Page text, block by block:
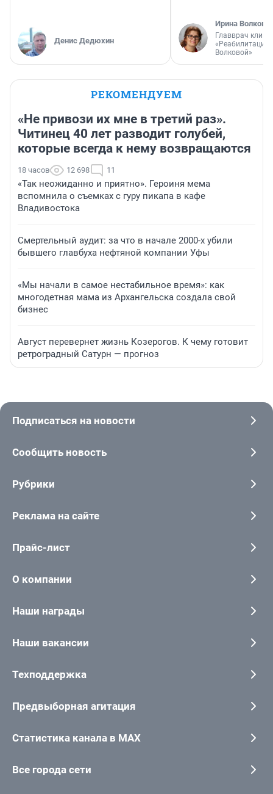
Денис Дедюхин
Ирина Волкова
Главврач
«Реабилитация
Волковой»
РЕКОМЕНДУЕМ
«Не привози их мне в третий раз».
Читинец 40 лет разводит голубей,
которые всегда к нему возвращаются
18 часов 12 698 11
«Так неожиданно и приятно». Героиня мема
вспомнила о съемках с гуру пикапа в кафе
Владивостока
Смертельный аудит: за что в начале 2000-х убили
бывшего главбуха нефтяной компании Уфы
«Мы начали в самое нестабильное время»: как
многодетная мама из Архангельска создала свой
бизнес
Август перевернет жизнь Козерогов. К чему готовит
ретроградный Сатурн — прогноз
Подписаться на новости
Сообщить новость
Рубрики
Реклама на сайте
Прайс-лист
О компании
Наши награды
Наши вакансии
Техподдержка
Предвыборная агитация
Статистика канала в MAX
Все города сети